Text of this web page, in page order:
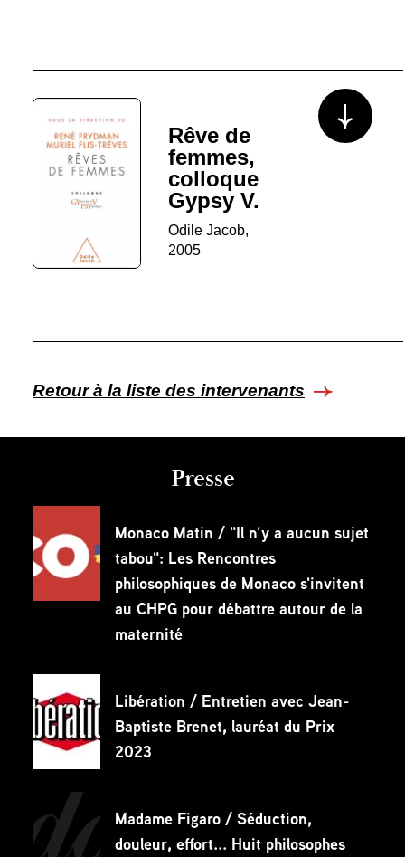
Rêve de
femmes,
colloque
Gypsy V.
Odile Jacob,
2005
Voir plus/
Retour à la liste des intervenants
Presse
Monaco Matin / "Il n’y a aucun sujet
tabou": Les Rencontres
philosophiques de Monaco s'invitent
au CHPG pour débattre autour de la
maternité
Libération / Entretien avec Jean-
Baptiste Brenet, lauréat du Prix
2023
Madame Figaro / Séduction,
douleur, effort... Huit philosophes